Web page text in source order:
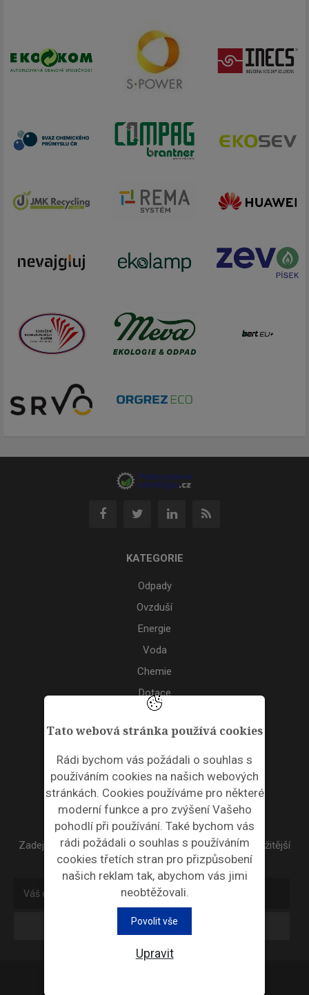
Tato webová stránka používá cookies
Rádi bychom vás požádali o souhlas s
používáním cookies na našich webových
stránkách. Cookies používáme pro některé
moderní funkce a pro zvýšení Vašeho
pohodlí při používání. Také bychom vás
rádi požádali o souhlas s používáním
cookies třetích stran pro přizpůsobení
našich reklam tak, abychom vás jimi
neobtěžovali.
Povolit vše
Upravit
KATEGORIE
Odpady
Ovzduší
Energie
Voda
Chemie
Dotace
Akce
ODPADNÍ PLASTY
NEWSLETTER
Zadejte váš email a my Vám budeme zasílat ty nejdůležitější
informace, maximálně 1x týdně.
Odebírat